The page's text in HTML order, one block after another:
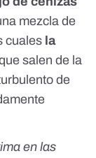
mezcla de
cuales la
salen de la
de
en las